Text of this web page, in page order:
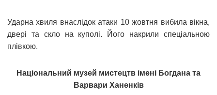
Ударна хвиля внаслідок атаки 10 жовтня вибила вікна,
двері та скло на куполі. Його накрили спеціальною
плівкою.
Національний музей мистецтв імені Богдана та
Варвари Ханенків